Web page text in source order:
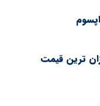
ترین قیمت